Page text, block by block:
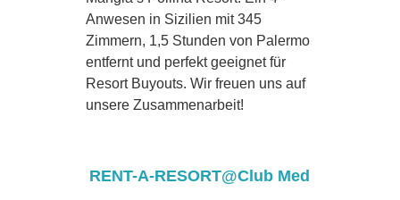
Anwesen in Sizilien mit 345
Zimmern, 1,5 Stunden von Palermo
entfernt und perfekt geeignet für
Resort Buyouts. Wir freuen uns auf
unsere Zusammenarbeit!
RENT-A-RESORT@Club Med